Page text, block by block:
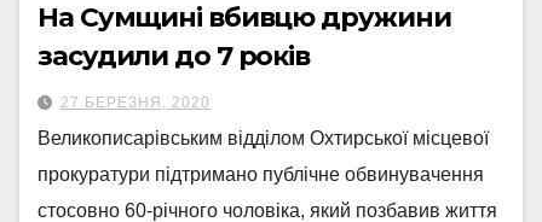
На Сумщині вбивцю дружини
засудили до 7 років
27 БЕРЕЗНЯ, 2020
Великописарівським відділом Охтирської місцевої
прокуратури підтримано публічне обвинувачення
стосовно 60-річного чоловіка, який позбавив життя